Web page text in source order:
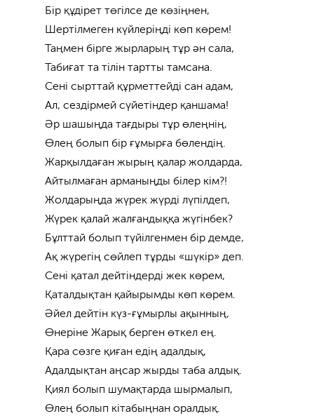
Бір құдірет төгілсе де көзіңнен,
Шертілмеген күйлеріңді көп көрем!
Таңмен бірге жырларың тұр ән сала,
Табиғат та тілін тартты тамсана.
Сені сырттай құрметтейді сан адам,
Ал, сездірмей сүйетіндер қаншама!
Әр шашыңда тағдыры тұр өлеңнің,
Өлең болып бір ғұмырға бөлендің.
Жарқылдаған жырың қалар жолдарда,
Айтылмаған арманыңды білер кім?!
Жолдарыңда жүрек жүрді лүпілдеп,
Жүрек қалай жалғандыққа жүгінбек?
Бұлттай болып түйілгенмен бір демде,
Ақ жүрегің сөйлеп тұрды «шүкір» деп.
Сені қатал дейтіндерді жек көрем,
Қаталдықтан қайырымды көп көрем.
Әйел дейтін күз-ғұмырлы ақынның,
Өнеріне Жарық берген өткел ең.
Қара сөзге қиған едің адалдық,
Адалдықтан аңсар жырды таба алдық.
Қиял болып шумақтарда шырмалып,
Өлең болып кітабыңнан оралдық.